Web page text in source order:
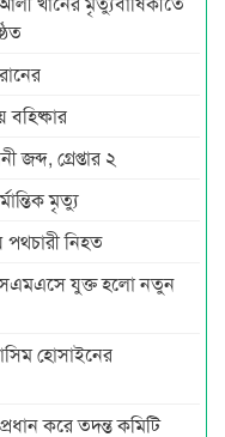
জব্দ, গ্রেপ্তার ২
মৃত্যু
পথচারী নিহত
যুক্ত হলো নতুন
হোসাইনের
করে তদন্ত কমিটি